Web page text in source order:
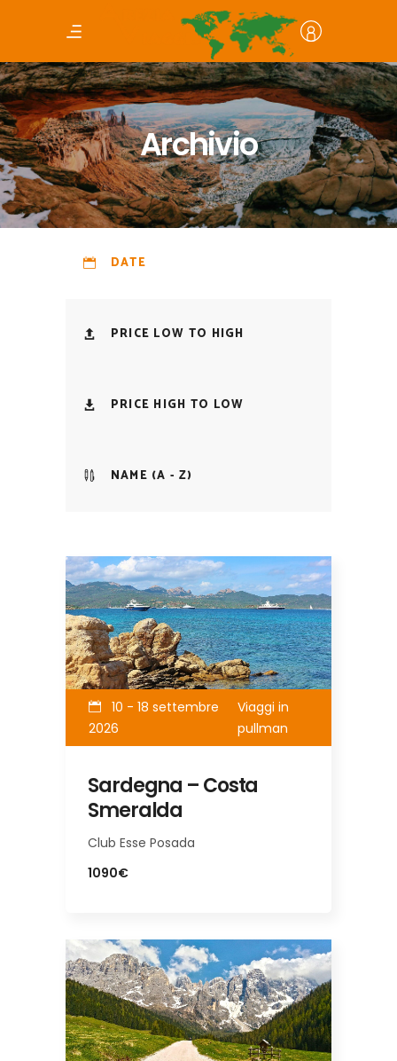
Archivio
DATE
PRICE LOW TO HIGH
PRICE HIGH TO LOW
NAME (A - Z)
10 - 18 settembre
2026
Viaggi in
pullman
Sardegna – Costa
Smeralda
Club Esse Posada
1090€